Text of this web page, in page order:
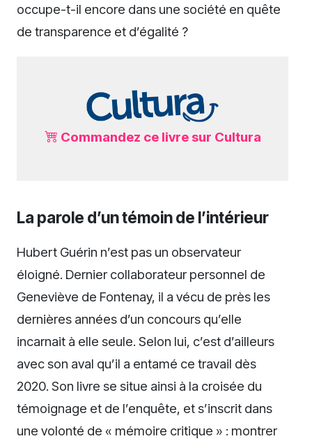
occupe-t-il encore dans une société en quête
de transparence et d’égalité ?
Commandez ce livre sur Cultura
La parole d’un témoin de l’intérieur
Hubert Guérin n’est pas un observateur
éloigné. Dernier collaborateur personnel de
Geneviève de Fontenay, il a vécu de près les
dernières années d’un concours qu’elle
incarnait à elle seule. Selon lui, c’est d’ailleurs
avec son aval qu’il a entamé ce travail dès
2020. Son livre se situe ainsi à la croisée du
témoignage et de l’enquête, et s’inscrit dans
une volonté de « mémoire critique » : montrer